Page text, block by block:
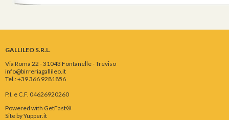
GALLILEO S.R.L.
Via Roma 22 - 31043 Fontanelle - Treviso
info@birreriagallileo.it
Tel.: +39 366 9281856
P.I. e C.F. 04626920260
Powered with GetFast®
Site byYupper.it